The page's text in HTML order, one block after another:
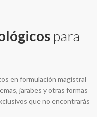
para
en formulación magistral
jarabes y otras formas
que no encontrarás